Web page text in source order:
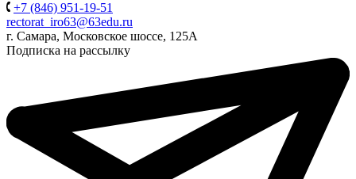
+7 (846) 951-19-51
rectorat_iro63@63edu.ru
г. Самара, Московское шоссе, 125А
Подписка на рассылку